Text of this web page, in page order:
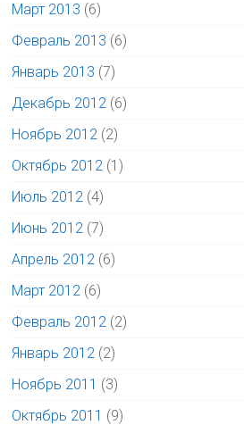
Март 2013 (6)
Февраль 2013 (6)
Январь 2013 (7)
Декабрь 2012 (6)
Ноябрь 2012 (2)
Октябрь 2012 (1)
Июль 2012 (4)
Июнь 2012 (7)
Апрель 2012 (6)
Март 2012 (6)
Февраль 2012 (2)
Январь 2012 (2)
Ноябрь 2011 (3)
Октябрь 2011 (9)